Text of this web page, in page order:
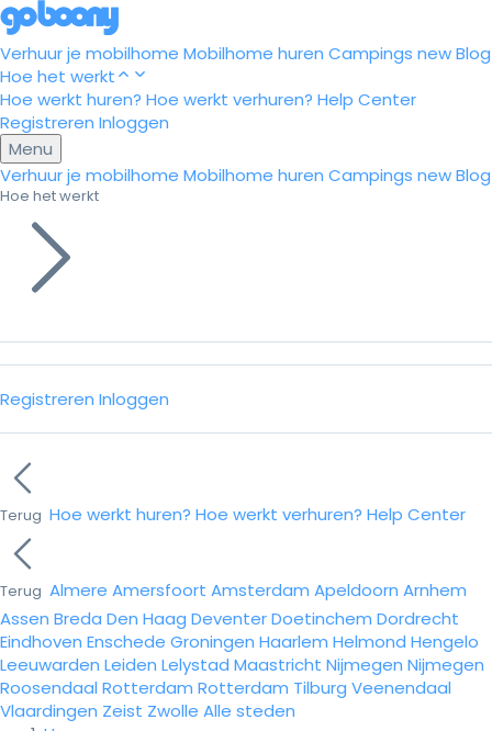
Verhuur je mobilhome Mobilhome huren Campings newBlog
Hoe het werkt
Hoe werkt huren? Hoe werkt verhuren? Help Center
Registreren Inloggen
Menu
Verhuur je mobilhome Mobilhome huren Campings newBlog
Hoe het werkt
Registreren Inloggen
Terug Hoe werkt huren? Hoe werkt verhuren? Help Center
Terug Almere Amersfoort Amsterdam Apeldoorn Arnhem
Assen Breda Den Haag DeventerDoetinchem Dordrecht
Eindhoven Enschede Groningen Haarlem Helmond Hengelo
Leeuwarden Leiden Lelystad Maastricht Nijmegen Nijmegen
Roosendaal Rotterdam Rotterdam Tilburg Veenendaal
Vlaardingen Zeist Zwolle Alle steden